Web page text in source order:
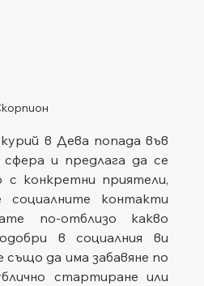
в Дева попада във
и предлага да се
конкретни приятели,
социалните контакти
по-отблизо какво
в социалния ви
да има забавяне по
стартиране или